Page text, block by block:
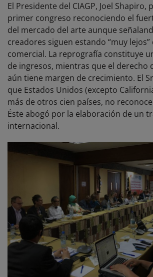
El Presidente del CIAGP, Joel Shapiro,
primer congreso reconociendo el
del mercado del arte aunque
creadores siguen estando “muy lejos”
comercial. La reprografía constituye
de ingresos, mientras que el derecho
aún tiene margen de crecimiento. El
que Estados Unidos (excepto
más de otros cien países, no
Éste abogó por la elaboración de un
internacional.